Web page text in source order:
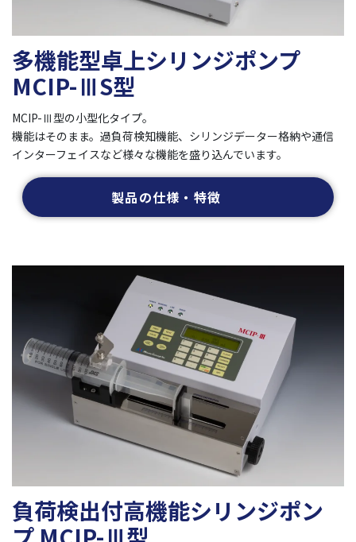
多機能型卓上シリンジポンプ
MCIP-ⅢS型
MCIP-Ⅲ型の小型化タイプ。
機能はそのまま。過負荷検知機能、シリンジデーター格納や通信
インターフェイスなど様々な機能を盛り込んでいます。
製品の仕様・特徴
負荷検出付高機能シリンジポン